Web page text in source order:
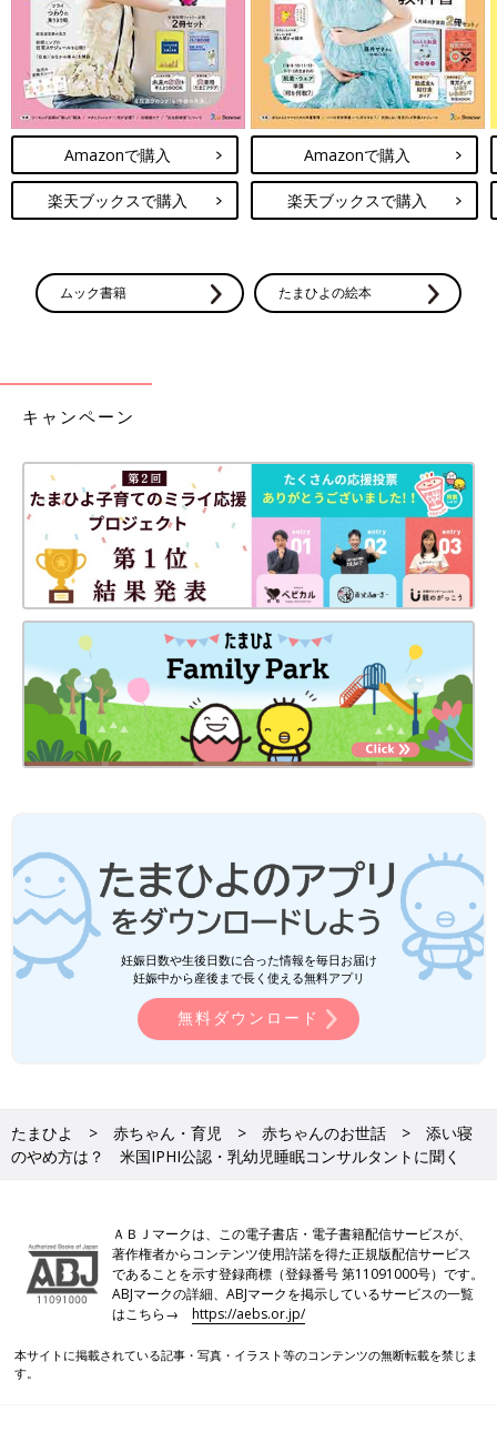
すぐにベビーベッドに慣れるお子さんもいれば、時間がかかるお
子さんもいます。月齢が上がってくるとその分時間はかかります
が、新しい習慣を教えていくのにいちばん大切なことは、一貫性
をもって続けること。
どうしてもうまくいかないときは、「睡眠の土台」の確認をして
みてくださいね。
お子さんにとって、新しい環境で寝ることはとても大きな変化で
す。それを理解した上でサポートしながら行ってみてください。
ました。「睡眠の土台」を十分に整えたので、私も自信をもって
行うことができました。
ベビーベッドがあって、「今は物置になっているけれど、使いた
いな」と思っているなら、ぜひ挑戦してみてください！
（構成・ひよこクラブ編集部）
愛波 文さん
前の話
【画像】睡眠の土
台 米国IMPI公認・
乳幼児睡眠コンサル
タント／愛波文さん
一覧
次の話
夜間断乳は慎重に！
米国IPHI公認・乳幼児
睡眠コンサルタントに
Amazonで購入
楽天ブックスで購入
Amazonで購入
楽天ブックスで購入
ムック書籍 たまひよの絵本
キャンペーン
妊娠日数や生後日数に合った情報を毎日お届け
妊娠中から産後まで長く使える無料アプリ
無料ダウンロード
たまひよ 赤ちゃん・育児 赤ちゃんのお世話
添い寝
のやめ方は？ 米国IPHI公認・乳幼児睡眠コンサルタントに聞く
ＡＢＪマークは、この電子書店・電子書籍配信サービスが、
著作権者からコンテンツ使用許諾を得た正規版配信サービス
であることを示す登録商標（登録番号 第11091000号）です。
ABJマークの詳細、ABJマークを掲示しているサービスの一覧
はこちら→https://aebs.or.jp/
本サイトに掲載されている記事・写真・イラスト等のコンテンツの無断転載を禁じま
す。